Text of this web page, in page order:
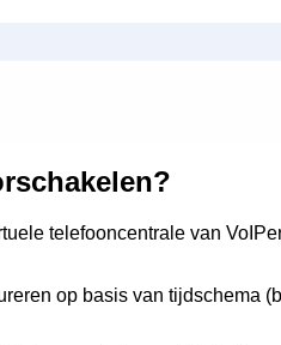
telefooncentrale van
op basis van tijdschema